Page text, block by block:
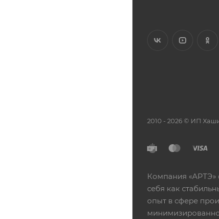
2010 - 2026 © ИП
Компания «АРТЭ»
себя как
опыт в сфере